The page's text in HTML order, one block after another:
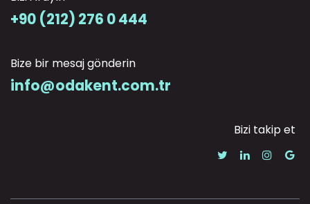
+90 (212) 276 0 444
Bize bir mesaj gönderin
info@odakent.com.tr
Bizi takip et